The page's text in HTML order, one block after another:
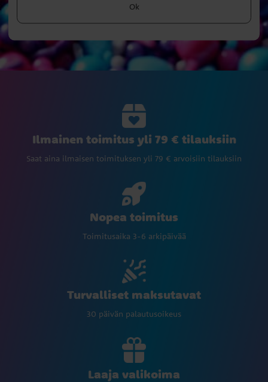
Ok
Ilmainen toimitus yli 79 € tilauksiin
Saat aina ilmaisen toimituksen yli 79 € arvoisiin tilauksiin
Nopea toimitus
Toimitusaika 3-6 arkipäivää
Turvalliset maksutavat
30 päivän palautusoikeus
Laaja valikoima